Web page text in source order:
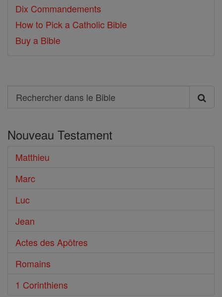
Dix Commandements
How to Pick a Catholic Bible
Buy a Bible
Search
Rechercher
le
Bible
Nouveau Testament
Matthieu
Marc
Luc
Jean
Actes des Apôtres
Romains
1 Corinthiens